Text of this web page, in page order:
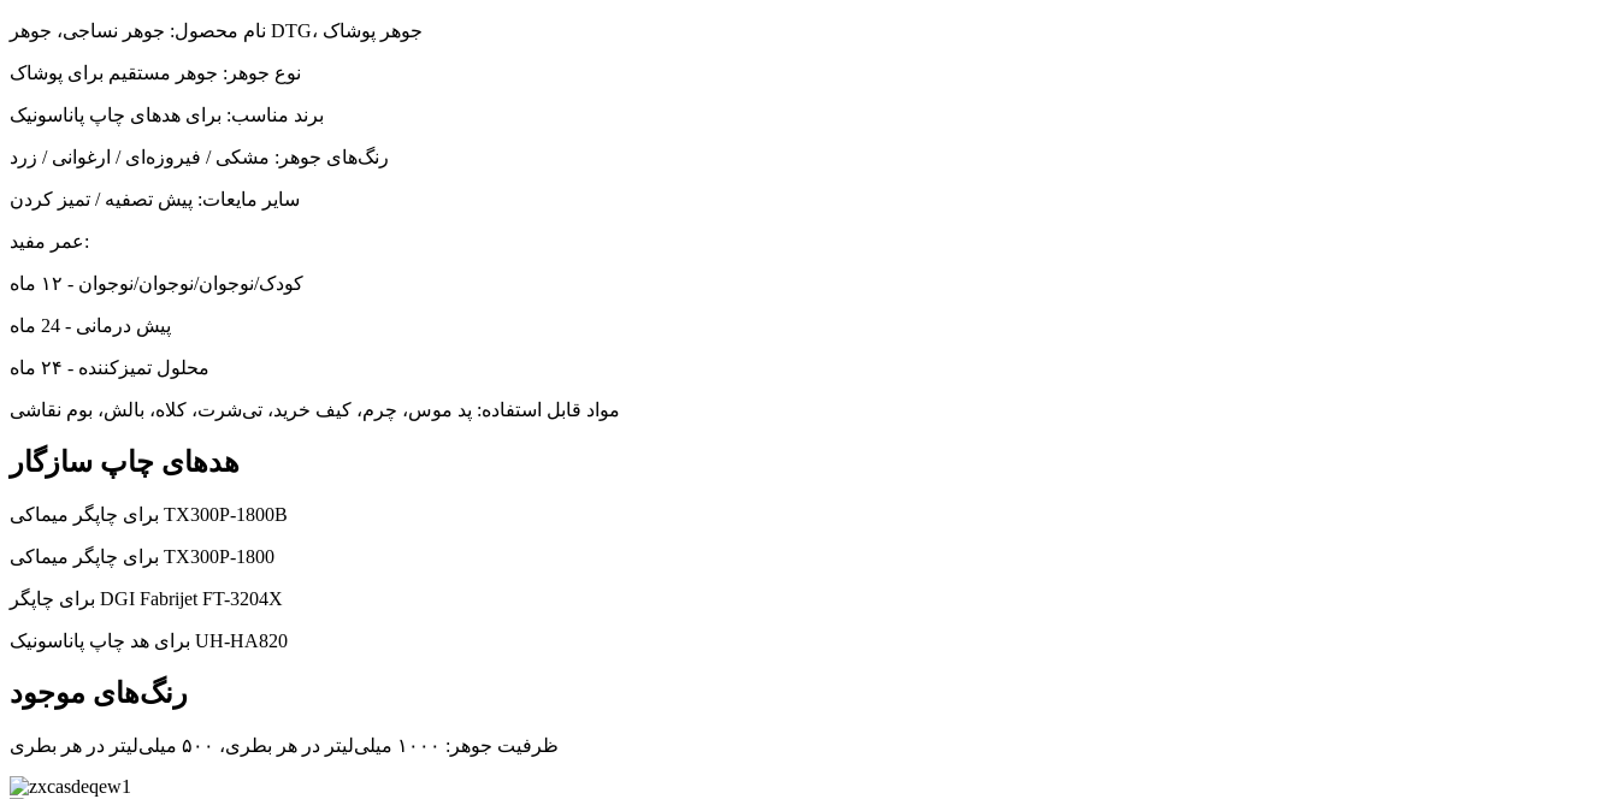
نام محصول: جوهر نساجی، جوهر DTG، جوهر پوشاک
نوع جوهر: جوهر مستقیم برای پوشاک
برند مناسب: برای هدهای چاپ پاناسونیک
رنگ‌های جوهر: مشکی / فیروزه‌ای / ارغوانی / زرد
سایر مایعات: پیش تصفیه / تمیز کردن
عمر مفید:
کودک/نوجوان/نوجوان/نوجوان - ۱۲ ماه
پیش درمانی - 24 ماه
محلول تمیزکننده - ۲۴ ماه
مواد قابل استفاده: پد موس، چرم، کیف خرید، تی‌شرت، کلاه، بالش، بوم نقاشی
هدهای چاپ سازگار
برای چاپگر میماکی TX300P-1800B
برای چاپگر میماکی TX300P-1800
برای چاپگر DGI Fabrijet FT-3204X
برای هد چاپ پاناسونیک UH-HA820
رنگ‌های موجود
ظرفیت جوهر: ۱۰۰۰ میلی‌لیتر در هر بطری، ۵۰۰ میلی‌لیتر در هر بطری